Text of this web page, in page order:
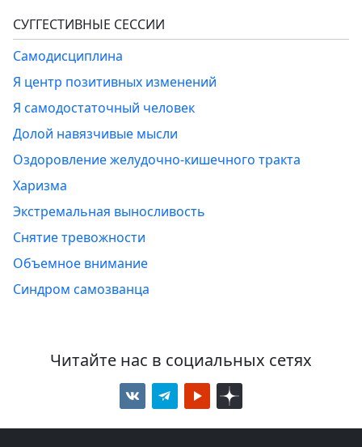
СУГГЕСТИВНЫЕ СЕССИИ
Самодисциплина
Я центр позитивных изменений
Я самодостаточный человек
Долой навязчивые мысли
Оздоровление желудочно-кишечного тракта
Харизма
Экстремальная выносливость
Снятие тревожности
Объемное внимание
Синдром самозванца
Читайте нас в социальных сетях